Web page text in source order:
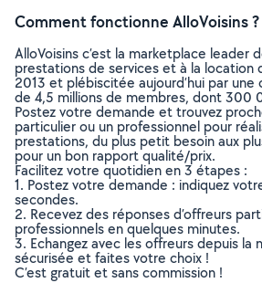
Comment fonctionne AlloVoisins ?
AlloVoisins c’est la marketplace leader
prestations de services et à la location
2013 et plébiscitée aujourd’hui par
de 4,5 millions de membres, dont 300
Postez votre demande et trouvez
particulier ou un professionnel pour
prestations, du plus petit besoin aux
pour un bon rapport qualité/prix.
Facilitez votre quotidien en 3 étapes :
1. Postez votre demande : indiquez
secondes.
2. Recevez des réponses d’offreurs
professionnels en quelques minutes.
3. Echangez avec les offreurs depuis la
sécurisée et faites votre choix !
C’est gratuit et sans commission !